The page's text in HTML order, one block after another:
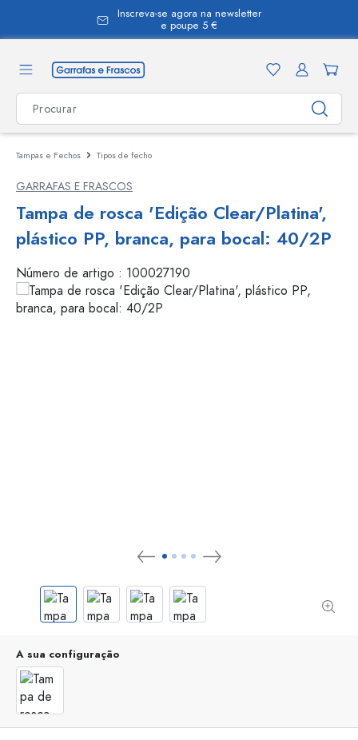
Inscreva-se agora na newsletter
e poupe 5 €
Tampas e Fechos Tipos de fecho
GARRAFAS E FRASCOS
Tampa de rosca 'Edição Clear/Platina',
plástico PP, branca, para bocal: 40/2P
Número de artigo : 100027190
A sua configuração